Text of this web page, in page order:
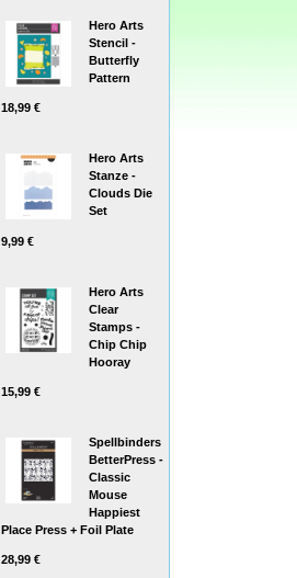
Hero Arts
Stencil -
Butterfly
Pattern
18,99 €
Hero Arts
Stanze -
Clouds Die
Set
9,99 €
Hero Arts
Clear
Stamps -
Chip Chip
Hooray
15,99 €
Spellbinders
BetterPress -
Classic
Mouse
Happiest
Place Press + Foil Plate
28,99 €